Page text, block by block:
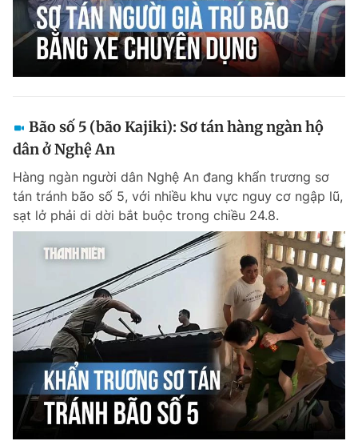
Bão số 5 (bão Kajiki): Sơ tán hàng ngàn hộ
dân ở Nghệ An
Hàng ngàn người dân Nghệ An đang khẩn trương sơ
tán tránh bão số 5, với nhiều khu vực nguy cơ ngập lũ,
sạt lở phải di dời bắt buộc trong chiều 24.8.